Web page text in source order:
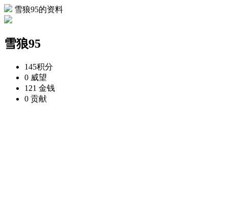
雪狼95的资料
雪狼95
145积分
0 威望
121 金钱
0 贡献